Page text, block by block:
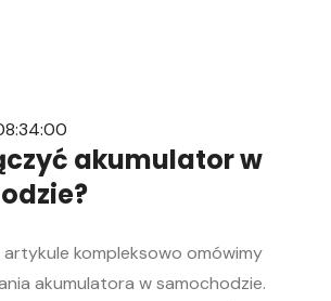
akumulator w
artykule kompleksowo omówimy
akumulatora w samochodzie.